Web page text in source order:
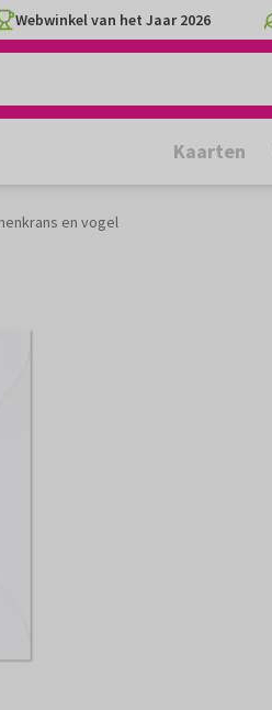
Webwinkel van het Jaar 2026
Kaarten
en vogel